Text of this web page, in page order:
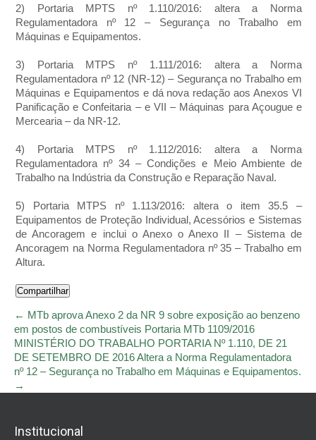
2) Portaria MPTS nº 1.110/2016: altera a Norma
Regulamentadora nº 12 – Segurança no Trabalho em
Máquinas e Equipamentos.
3) Portaria MTPS nº 1.111/2016: altera a Norma
Regulamentadora nº 12 (NR-12) – Segurança no Trabalho em
Máquinas e Equipamentos e dá nova redação aos Anexos VI
Panificação e Confeitaria – e VII – Máquinas para Açougue e
Mercearia – da NR-12.
4) Portaria MTPS nº 1.112/2016: altera a Norma
Regulamentadora nº 34 – Condições e Meio Ambiente de
Trabalho na Indústria da Construção e Reparação Naval.
5) Portaria MTPS nº 1.113/2016: altera o item 35.5 –
Equipamentos de Proteção Individual, Acessórios e Sistemas
de Ancoragem e inclui o Anexo o Anexo II – Sistema de
Ancoragem na Norma Regulamentadora nº 35 – Trabalho em
Altura.
Compartilhar
Post
navigation
← MTb aprova Anexo 2 da NR 9 sobre exposição ao benzeno
em postos de combustíveis Portaria MTb 1109/2016
MINISTÉRIO DO TRABALHO PORTARIA Nº 1.110, DE 21
DE SETEMBRO DE 2016 Altera a Norma Regulamentadora
nº 12 – Segurança no Trabalho em Máquinas e Equipamentos.
→
Institucional